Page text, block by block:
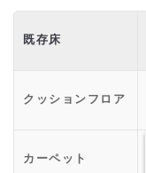
既存床
クッションフロア
カーペット